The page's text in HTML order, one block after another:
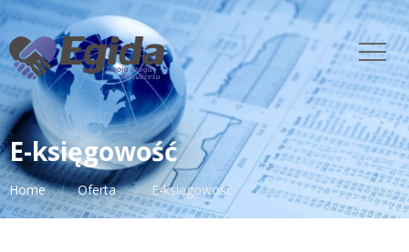
E-księgowość
Home Oferta E-księgowość